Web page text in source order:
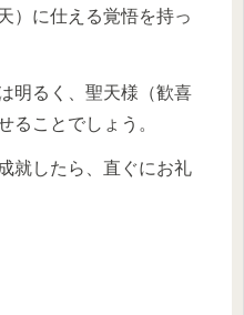
）に仕える覚悟を持っ
明るく、聖天様（歓喜
ることでしょう。
就したら、直ぐにお礼